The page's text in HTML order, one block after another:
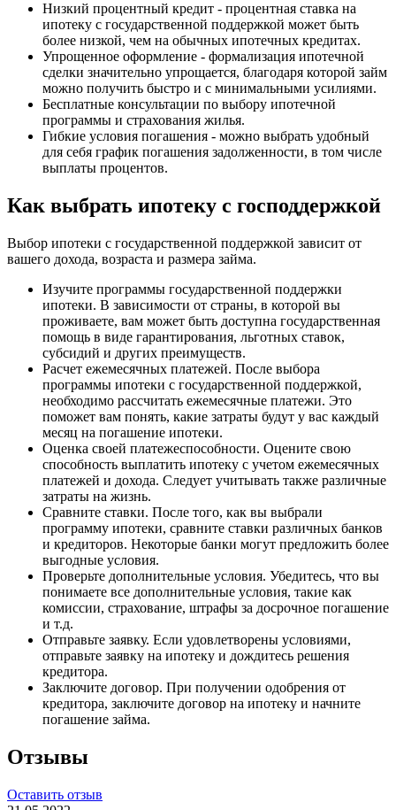
Низкий процентный кредит - процентная ставка на
ипотеку с государственной поддержкой может быть
более низкой, чем на обычных ипотечных кредитах.
Упрощенное оформление - формализация ипотечной
сделки значительно упрощается, благодаря которой займ
можно получить быстро и с минимальными усилиями.
Бесплатные консультации по выбору ипотечной
программы и страхования жилья.
Гибкие условия погашения - можно выбрать удобный
для себя график погашения задолженности, в том числе
выплаты процентов.
Как выбрать ипотеку с господдержкой
Выбор ипотеки с государственной поддержкой зависит от
вашего дохода, возраста и размера займа.
Изучите программы государственной поддержки
ипотеки. В зависимости от страны, в которой вы
проживаете, вам может быть доступна государственная
помощь в виде гарантирования, льготных ставок,
субсидий и других преимуществ.
Расчет ежемесячных платежей. После выбора
программы ипотеки с государственной поддержкой,
необходимо рассчитать ежемесячные платежи. Это
поможет вам понять, какие затраты будут у вас каждый
месяц на погашение ипотеки.
Оценка своей платежеспособности. Оцените свою
способность выплатить ипотеку с учетом ежемесячных
платежей и дохода. Следует учитывать также различные
затраты на жизнь.
Сравните ставки. После того, как вы выбрали
программу ипотеки, сравните ставки различных банков
и кредиторов. Некоторые банки могут предложить более
выгодные условия.
Проверьте дополнительные условия. Убедитесь, что вы
понимаете все дополнительные условия, такие как
комиссии, страхование, штрафы за досрочное погашение
и т.д.
Отправьте заявку. Если удовлетворены условиями,
отправьте заявку на ипотеку и дождитесь решения
кредитора.
Заключите договор. При получении одобрения от
кредитора, заключите договор на ипотеку и начните
погашение займа.
Отзывы
Оставить отзыв